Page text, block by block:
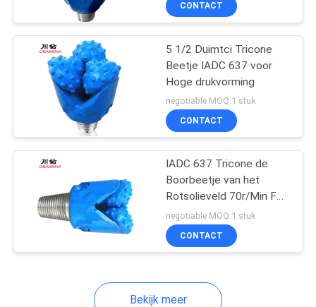
PDC-Boorbeetje
CONTACT
5 1/2 Duimtci Tricone
Beetje IADC 637 voor
Hoge drukvorming
negotiable MOQ:1 stuk
CONTACT
IADC 637 Tricone de
Boorbeetje van het
Rotsolieveld 70r/Min For
Dolomite Sandstone
negotiable MOQ:1 stuk
CONTACT
Bekijk meer